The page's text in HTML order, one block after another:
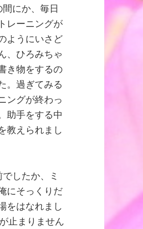
にか、毎日
レーニングが
ようにいさど
、ひろみちゃ
き物をするの
。過ぎてみる
ングが終わっ
助手をする中
教えられまし
したか、ミ
にそっくりだ
をはなれまし
止まりません